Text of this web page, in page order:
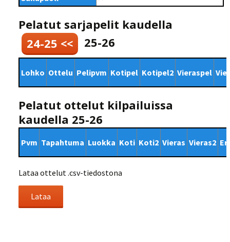
Pelatut sarjapelit kaudella
24-25 <<
25-26
Lohko Ottelu Pelipvm Kotipel Kotipel2 Vieraspel
Pelatut ottelut kilpailuissa
kaudella 25-26
Pvm Tapahtuma Luokka Koti Koti2 Vieras Vieras2
Lataa ottelut .csv-tiedostona